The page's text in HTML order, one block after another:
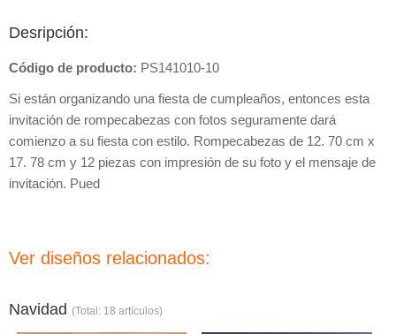
Desripción:
Código de producto: PS141010-10
Si están organizando una fiesta de cumpleaños, entonces esta
invitación de rompecabezas con fotos seguramente dará
comienzo a su fiesta con estilo. Rompecabezas de 12. 70 cm x
17. 78 cm y 12 piezas con impresión de su foto y el mensaje de
invitación. Pued
Ver diseños relacionados:
Navidad (Total: 18 artículos)